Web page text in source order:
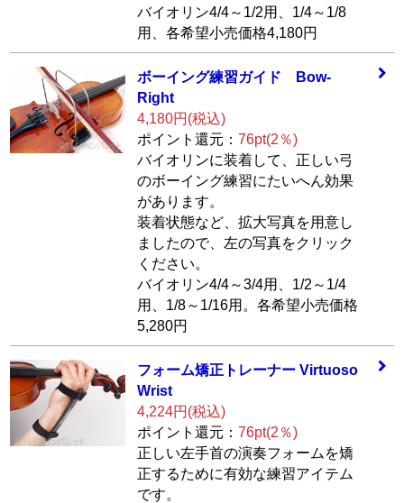
バイオリン4/4～1/2用、1/4～1/8
用、各希望小売価格4,180円
ボーイング練習ガイド Bow-
Right
4,180円(税込)
ポイント還元： 76pt(2％)
バイオリンに装着して、正しい弓
のボーイング練習にたいへん効果
があります。
装着状態など、拡大写真を用意し
ましたので、左の写真をクリック
ください。
バイオリン4/4～3/4用、1/2～1/4
用、1/8～1/16用。各希望小売価格
5,280円
フォーム矯正トレーナー Virtuoso
Wrist
4,224円(税込)
ポイント還元： 76pt(2％)
正しい左手首の演奏フォームを矯
正するために有効な練習アイテム
です。